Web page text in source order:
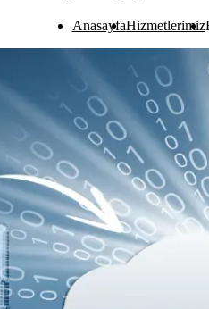
AnasayfaHizmetlerimiz